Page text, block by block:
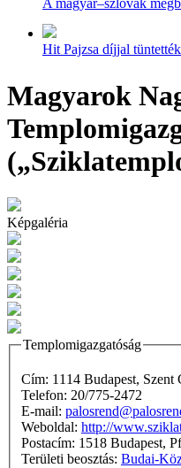
A magyar–szlovák
Hit Pajzsa díjjal
Magyarok
Képgaléria
Templomigazgatóság
Cím: 1114 Budapest, Szent
Telefon: 20/775-2472
E-mail:
Weboldal: http://
Postacím: 1518
Területi beosztás: Budai-